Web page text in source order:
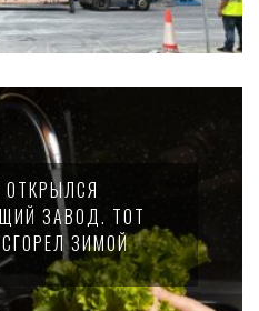
ОТКРЫЛСЯ
ЗАВОД. ТОТ
ЗИМОЙ